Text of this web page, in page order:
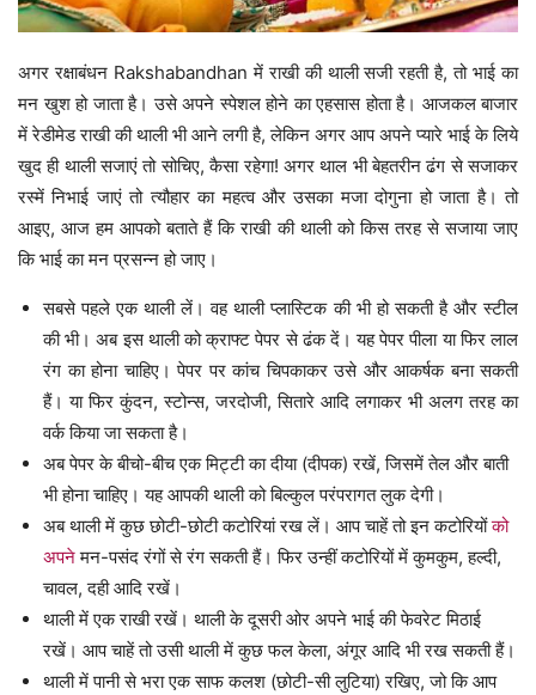
अगर रक्षाबंधन Rakshabandhan में राखी की थाली सजी रहती है, तो भाई का
मन खुश हो जाता है। उसे अपने स्पेशल होने का एहसास होता है। आजकल बाजार
में रेडीमेड राखी की थाली भी आने लगी है, लेकिन अगर आप अपने प्यारे भाई के लिये
खुद ही थाली सजाएं तो सोचिए, कैसा रहेगा! अगर थाल भी बेहतरीन ढंग से सजाकर
रस्में निभाई जाएं तो त्यौहार का महत्व और उसका मजा दोगुना हो जाता है। तो
आइए, आज हम आपको बताते हैं कि राखी की थाली को किस तरह से सजाया जाए
कि भाई का मन प्रसन्न हो जाए।
सबसे पहले एक थाली लें। वह थाली प्लास्टिक की भी हो सकती है और स्टील
की भी। अब इस थाली को क्राफ्ट पेपर से ढंक दें। यह पेपर पीला या फिर लाल
रंग का होना चाहिए। पेपर पर कांच चिपकाकर उसे और आकर्षक बना सकती
हैं। या फिर कुंदन, स्टोन्स, जरदोजी, सितारे आदि लगाकर भी अलग तरह का
वर्क किया जा सकता है।
अब पेपर के बीचो-बीच एक मिट्टी का दीया (दीपक) रखें, जिसमें तेल और बाती
भी होना चाहिए। यह आपकी थाली को बिल्कुल परंपरागत लुक देगी।
अब थाली में कुछ छोटी-छोटी कटोरियां रख लें। आप चाहें तो इन कटोरियोंको
अपनेमन-पसंद रंगों से रंग सकती हैं। फिर उन्हीं कटोरियों में कुमकुम, हल्दी,
चावल, दही आदि रखें।
थाली में एक राखी रखें। थाली के दूसरी ओर अपने भाई की फेवरेट मिठाई
रखें। आप चाहें तो उसी थाली में कुछ फल केला, अंगूर आदि भी रख सकती हैं।
थाली में पानी से भरा एक साफ कलश (छोटी-सी लुटिया) रखिए, जो कि आप